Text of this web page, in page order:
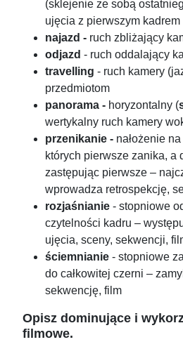
(sklejenie ze sobą
ujęcia z pierwszym
najazd - ruch zbliżający
odjazd - ruch oddalający
travelling - ruch kamery
przedmiotom
panorama - horyzontalny (
wertykalny ruch kamery
przenikanie - nałożenie
których pierwsze zanika, a
zastępując pierwsze –
wprowadza retrospekcję,
rozjaśnianie - stopniowe
czytelności kadru –
ujęcia, sceny, sekwencji,
ściemnianie - stopniowe
do całkowitej czerni –
sekwencję, film
Opisz dominujące i
filmowe.